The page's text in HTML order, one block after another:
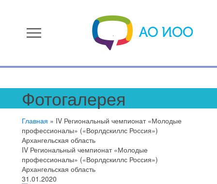
menu
Фотогалерея
Главная » IV Региональный чемпионат «Молодые
профессионалы» («Ворлдскиллс Россия»)
Архангельская область
IV Региональный чемпионат «Молодые
профессионалы» («Ворлдскиллс Россия»)
Архангельская область
31.01.2020